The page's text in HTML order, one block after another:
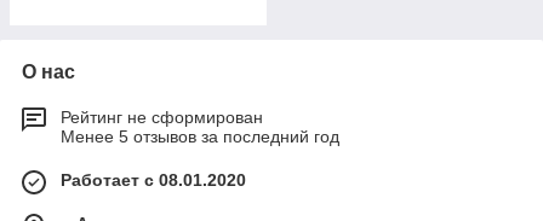
О нас
Рейтинг не сформирован
Менее 5 отзывов за последний год
Работает с 08.01.2020